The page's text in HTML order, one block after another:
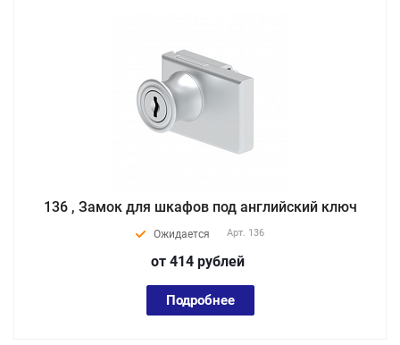
136 , Замок для шкафов под английский ключ
Ожидается Арт. 136
от 414 рублей
Подробнее